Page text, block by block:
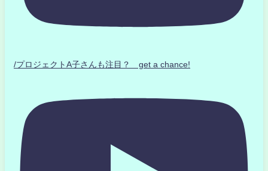
/プロジェクトA子さんも注目？ get a chance!